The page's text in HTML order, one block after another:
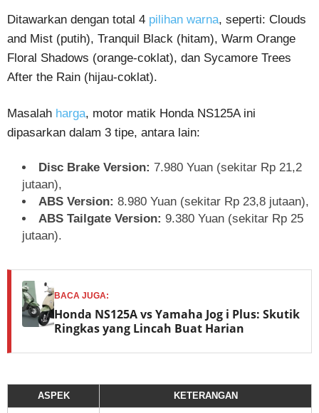
Ditawarkan dengan total 4 pilihan warna, seperti: Clouds
and Mist (putih), Tranquil Black (hitam), Warm Orange
Floral Shadows (orange-coklat), dan Sycamore Trees
After the Rain (hijau-coklat).
Masalah harga, motor matik Honda NS125A ini
dipasarkan dalam 3 tipe, antara lain:
Disc Brake Version: 7.980 Yuan (sekitar Rp 21,2
jutaan),
ABS Version: 8.980 Yuan (sekitar Rp 23,8 jutaan),
ABS Tailgate Version: 9.380 Yuan (sekitar Rp 25
jutaan).
BACA JUGA:
Honda NS125A vs Yamaha Jog i Plus: Skutik
Ringkas yang Lincah Buat Harian
ASPEK KETERANGAN